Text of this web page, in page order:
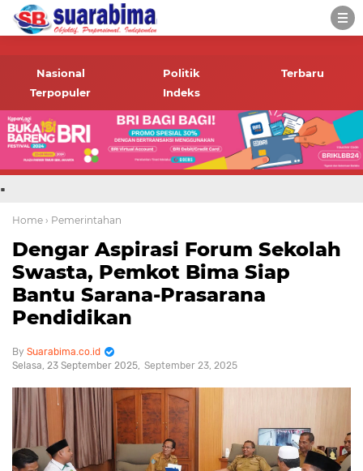
-->
informasi terbaru tentang
Bima dan daerah sekitar
Nasional Politik
Terbaru
Terpopuler
Indeks
.
Home › Pemerintahan
Dengar Aspirasi Forum Sekolah
Swasta, Pemkot Bima Siap
Bantu Sarana-Prasarana
Pendidikan
Suarabima.co.id
Selasa, 23 September 2025 September 23, 2025